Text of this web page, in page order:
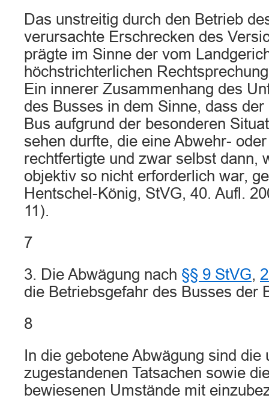
Das unstreitig durch den Betrieb
verursachte Erschrecken des
prägte im Sinne der vom
höchstrichterlichen
Ein innerer Zusammenhang des
des Busses in dem Sinne, dass
Bus aufgrund der besonderen
sehen durfte, die eine Abwehr-
rechtfertigte und zwar selbst dann,
objektiv so nicht erforderlich war,
Hentschel-König, StVG, 40. Aufl.
11).
7
3. Die Abwägung nach §§ 9 StVG,
die Betriebsgefahr des Busses der
8
In die gebotene Abwägung sind die
zugestandenen Tatsachen sowie
bewiesenen Umstände mit